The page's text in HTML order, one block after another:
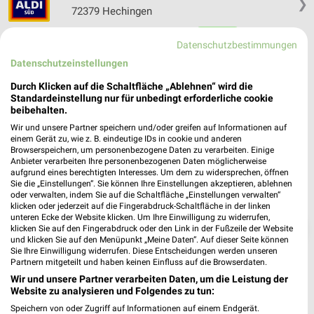
❯
72379 Hechingen
559,47 km • Angebote: 6 Prospekte
❯
Datenschutzbestimmungen
Datenschutzeinstellungen
Durch Klicken auf die Schaltfläche „Ablehnen“ wird die
Standardeinstellung nur für unbedingt erforderliche cookie
beibehalten.
Wir und unsere Partner speichern und/oder greifen auf Informationen auf
einem Gerät zu, wie z. B. eindeutige IDs in cookie und anderen
Browserspeichern, um personenbezogene Daten zu verarbeiten. Einige
Anbieter verarbeiten Ihre personenbezogenen Daten möglicherweise
aufgrund eines berechtigten Interesses. Um dem zu widersprechen, öffnen
Sie die „Einstellungen“. Sie können Ihre Einstellungen akzeptieren, ablehnen
oder verwalten, indem Sie auf die Schaltfläche „Einstellungen verwalten“
klicken oder jederzeit auf die Fingerabdruck-Schaltfläche in der linken
unteren Ecke der Website klicken. Um Ihre Einwilligung zu widerrufen,
klicken Sie auf den Fingerabdruck oder den Link in der Fußzeile der Website
und klicken Sie auf den Menüpunkt „Meine Daten“. Auf dieser Seite können
Sie Ihre Einwilligung widerrufen. Diese Entscheidungen werden unseren
Partnern mitgeteilt und haben keinen Einfluss auf die Browserdaten.
Wir und unsere Partner verarbeiten Daten, um die Leistung der
Website zu analysieren und Folgendes zu tun:
Speichern von oder Zugriff auf Informationen auf einem Endgerät.